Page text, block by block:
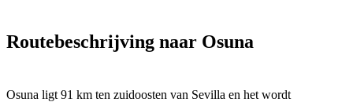
Routebeschrijving naar Osuna
Osuna ligt 91 km ten zuidoosten van Sevilla en het wordt